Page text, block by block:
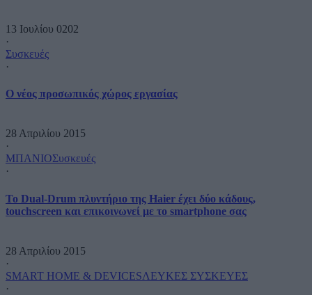
13 Ιουλίου 0202
·
Συσκευές
·
O νέος προσωπικός χώρος εργασίας
28 Απριλίου 2015
·
ΜΠΑΝΙΟΣυσκευές
·
Το Dual-Drum πλυντήριο της Haier έχει δύο κάδους,
touchscreen και επικοινωνεί με το smartphone σας
28 Απριλίου 2015
·
SMART HOME & DEVICESΛΕΥΚΕΣ ΣΥΣΚΕΥΕΣ
·